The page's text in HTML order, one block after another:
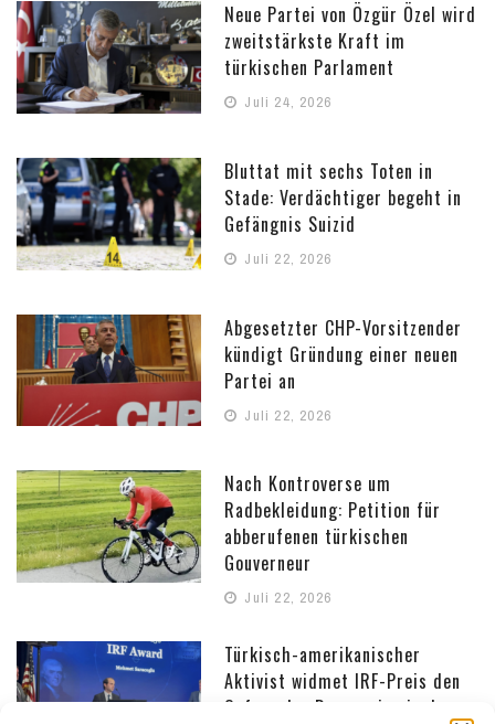
Neue Partei von Özgür Özel wird
zweitstärkste Kraft im
türkischen Parlament
Juli 24, 2026
Bluttat mit sechs Toten in
Stade: Verdächtiger begeht in
Gefängnis Suizid
Juli 22, 2026
Abgesetzter CHP-Vorsitzender
kündigt Gründung einer neuen
Partei an
Juli 22, 2026
Nach Kontroverse um
Radbekleidung: Petition für
abberufenen türkischen
Gouverneur
Juli 22, 2026
Türkisch-amerikanischer
Aktivist widmet IRF-Preis den
Opfern der Repression in der